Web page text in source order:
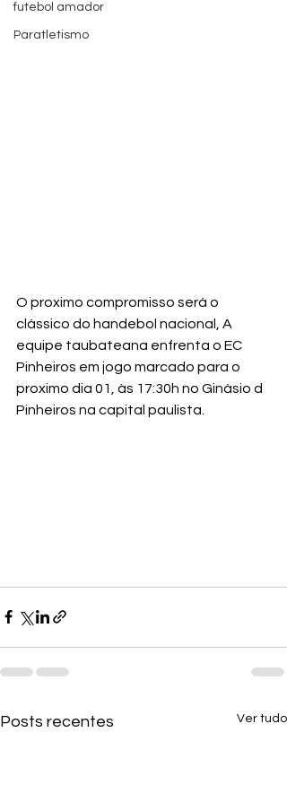
futebol amador
Paratletismo
O proximo compromisso será o
clássico do handebol nacional, A
equipe taubateana enfrenta o EC
Pinheiros em jogo marcado para o
proximo dia 01, às 17:30h no Ginásio d
Pinheiros na capital paulista.
Posts recentes Ver tudo